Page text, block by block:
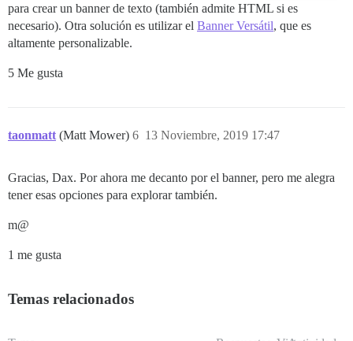
para crear un banner de texto (también admite HTML si es
necesario). Otra solución es utilizar el Banner Versátil, que es
altamente personalizable.
5 Me gusta
taonmatt (Matt Mower) 13 Noviembre, 2019 17:47
6
Gracias, Dax. Por ahora me decanto por el banner, pero me alegra
tener esas opciones para explorar también.
m@
1 me gusta
Temas relacionados